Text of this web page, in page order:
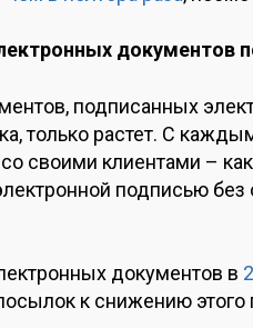
документов
подписанных
только растет. С
своими клиентами –
подписью без
документов в
к снижению этого